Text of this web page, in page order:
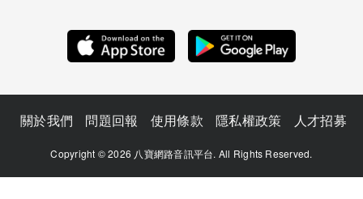
關於我們 問題回報 使用條款 隱私權政策 人才招募
Copyright © 2026 八寶網路音訊平台. All Rights Reserved.